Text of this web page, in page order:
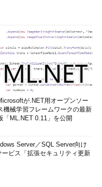
が.NET用オープンソー
機械学習フレームワークの最新
「ML.NET 0.11」を公開
Server／SQL Server向け
ビス「拡張セキュリティ更新